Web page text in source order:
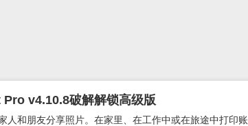
v4.10.8破解解锁高级版
和朋友分享照片。在家里、在工作中或在旅途中打印账